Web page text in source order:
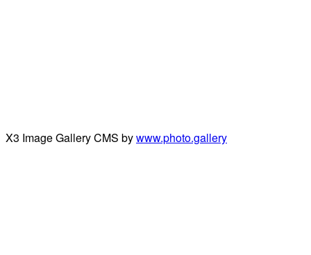
X3 Image Gallery CMS bywww.photo.gallery